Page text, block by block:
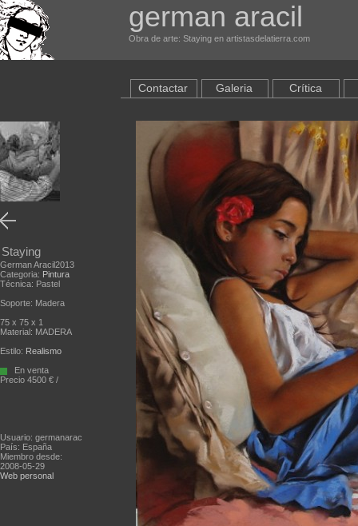
german aracil
Obra de arte: Staying en artistasdelatierra.com
Staying
German Aracil2013
Categoria: Pintura
Técnica: Pastel
Soporte: Madera
75 x 75 x 1
Material: MADERA
Estilo: Realismo
En venta
Precio 4500 € /
Usuario: germanarac
País: España
Miembro desde:
2008-05-29
Web personal
Contactar Galeria Crítica